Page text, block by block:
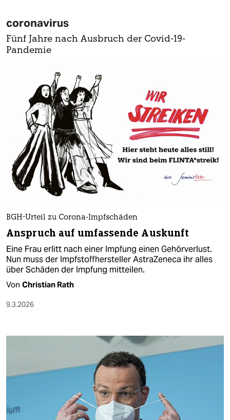
coronavirus
Fünf Jahre nach Ausbruch der Covid-19-
Pandemie
BGH-Urteil zu Corona-Impfschäden
Anspruch auf umfassende Auskunft
Eine Frau erlitt nach einer Impfung einen Gehörverlust.
Nun muss der Impfstoffhersteller AstraZeneca ihr alles
über Schäden der Impfung mitteilen.
Von Christian Rath
9.3.2026